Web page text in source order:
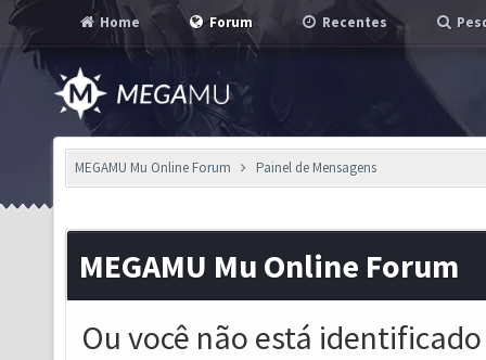
Home Forum Recentes
MEGAMU Mu Online Forum Painel de Mensagens
MEGAMU Mu Online Forum
Ou você não está